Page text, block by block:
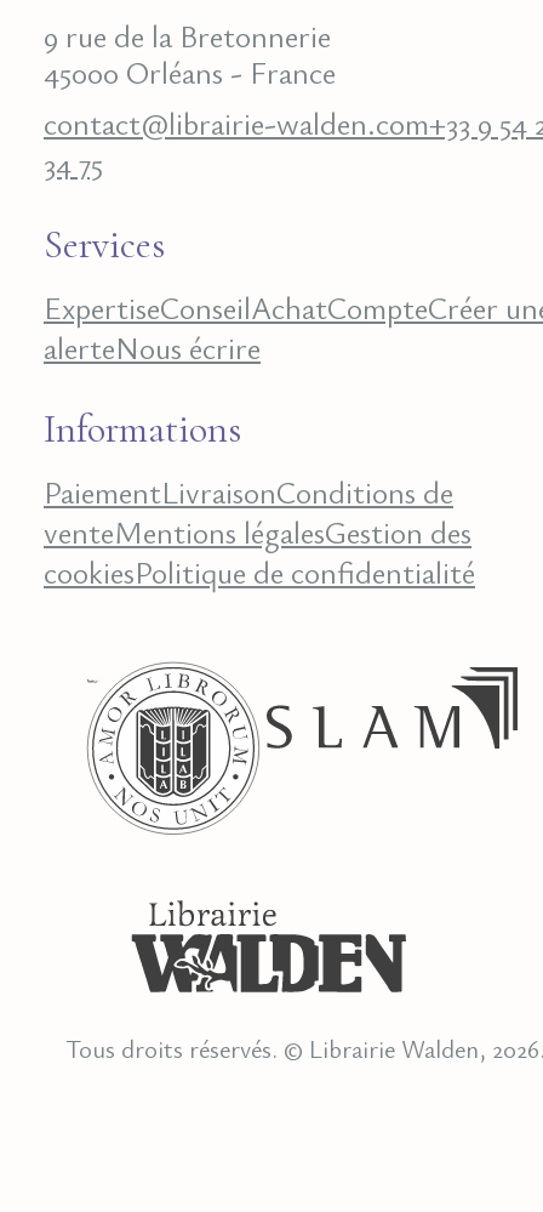
9 rue de la Bretonnerie
45000 Orléans - France
contact@librairie-walden.com+33 9 54
34 75
Services
ExpertiseConseilAchatCompteCréer
alerteNous écrire
Informations
PaiementLivraisonConditions de
venteMentions légalesGestion des
cookiesPolitique de confidentialité
Tous droits réservés. © Librairie Walden,